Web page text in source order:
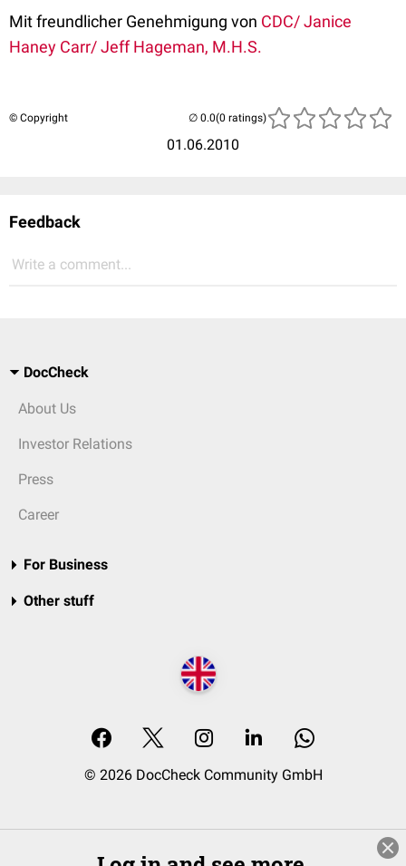
Mit freundlicher Genehmigung von CDC/ Janice
Haney Carr/ Jeff Hageman, M.H.S.
© Copyright
01.06.2010
(0 ratings)
Feedback
Write a comment...
DocCheck
About Us
Investor Relations
Press
Career
For Business
Other stuff
© 2026 DocCheck Community GmbH